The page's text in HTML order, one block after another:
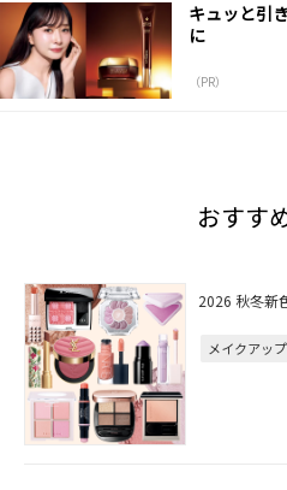
キュッと引
に
（PR）
おすす
2026 秋冬新
メイクアップ